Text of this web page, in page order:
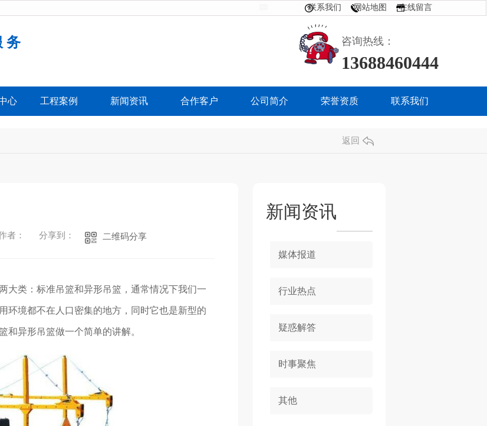
在线留言
网站地图
联系我们
务 咨询热线：
13688460444
心 工程案例 新闻资讯 合作客户 公司简介 荣誉资质 联系我们
返回
者： 分享到： 二维码分享
大类：标准吊篮和异形吊篮，通常情况下我们一
环境都不在人口密集的地方，同时它也是新型的
和异形吊篮做一个简单的讲解。
新闻资讯
媒体报道
行业热点
疑惑解答
时事聚焦
其他